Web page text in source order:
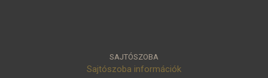
SAJTÓSZOBA
Sajtószoba információk